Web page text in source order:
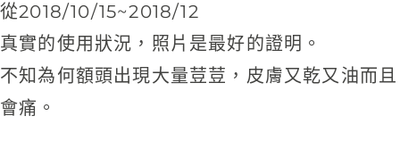
從2018/10/15~2018/12
真實的使用狀況，照片是最好的證明。
不知為何額頭出現大量荳荳，皮膚又乾又油而且
會痛。